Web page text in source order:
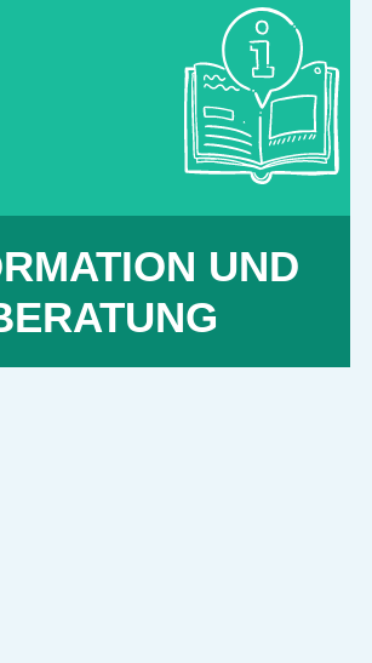
UND
Not. Im Notfall kompetent zu
zu helfen und wissen wie, ist
lebenswichtig für alle.
mehr erfahren